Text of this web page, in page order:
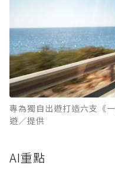
專為獨自出遊打造六支《
遊／提供
AI重點